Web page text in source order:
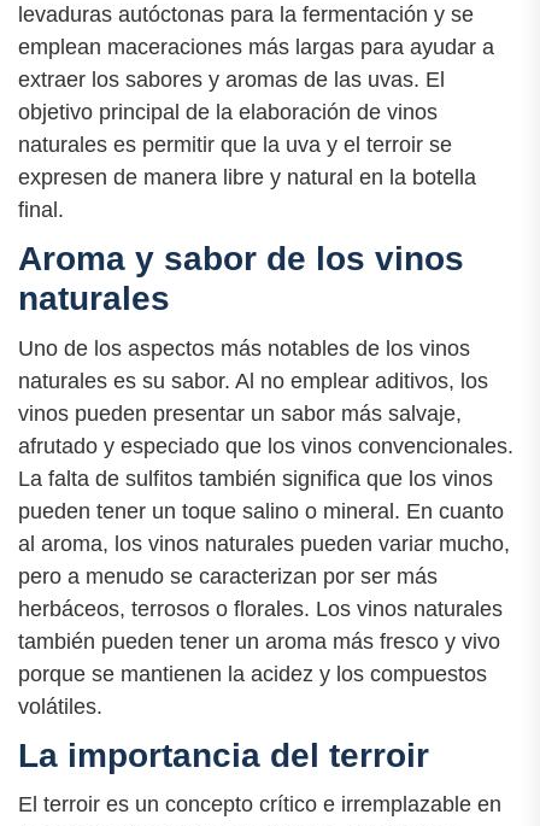
levaduras autóctonas para la fermentación y se
emplean maceraciones más largas para ayudar a
extraer los sabores y aromas de las uvas. El
objetivo principal de la elaboración de vinos
naturales es permitir que la uva y el terroir se
expresen de manera libre y natural en la botella
final.
Aroma y sabor de los vinos
naturales
Uno de los aspectos más notables de los vinos
naturales es su sabor. Al no emplear aditivos, los
vinos pueden presentar un sabor más salvaje,
afrutado y especiado que los vinos convencionales.
La falta de sulfitos también significa que los vinos
pueden tener un toque salino o mineral. En cuanto
al aroma, los vinos naturales pueden variar mucho,
pero a menudo se caracterizan por ser más
herbáceos, terrosos o florales. Los vinos naturales
también pueden tener un aroma más fresco y vivo
porque se mantienen la acidez y los compuestos
volátiles.
La importancia del terroir
El terroir es un concepto crítico e irremplazable en